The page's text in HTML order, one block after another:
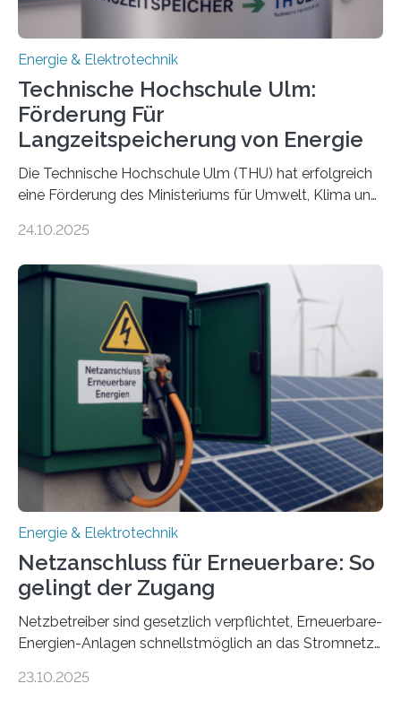
Energie & Elektrotechnik
Technische Hochschule Ulm:
Förderung Für
Langzeitspeicherung von Energie
Die Technische Hochschule Ulm (THU) hat erfolgreich
eine Förderung des Ministeriums für Umwelt, Klima und
Forschungsprojekt „LAGER – Langzeitspeicherung in
Quartieren“ eingeworben. Ziel des Projekts ist die
Entwicklung, Erprobung und Demonstration von
Konzepten zur langfristigen Energiespeicherung in
sektorübergreifend vernetzten Energiesystemen. Das
Projekt startete am 15. Oktober 2025, hat eine Laufzeit
von drei Jahren und ein Gesamtvolumen von rund 2,9
Millionen Euro, wovon 2,6 Millionen Euro durch das
Ministerium für Umwelt, Klima und…
24.10.2025
Energie & Elektrotechnik
Netzanschluss für Erneuerbare: So
gelingt der Zugang
Netzbetreiber sind gesetzlich verpflichtet, Erneuerbare-
Energien-Anlagen schnellstmöglich an das Stromnetz
ermöglichen. Doch der dafür nötige Netzausbau hinkt
23.10.2025